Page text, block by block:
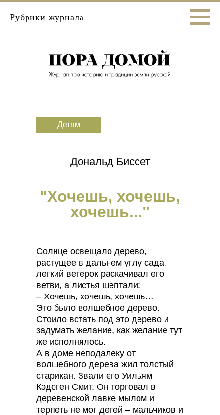
Рубрики журнала
"Хочешь, хочешь,
хочешь..."
Дональд Биссет
Детям
Солнце освещало дерево,
растущее в дальнем углу сада,
легкий ветерок раскачивал его
ветви, а листья шептали:
– Хочешь, хочешь, хочешь…
Это было волшебное дерево.
Стоило встать под это дерево и
задумать желание, как желание тут
же исполнялось.
А в доме неподалеку от
волшебного дерева жил толстый
старикан. Звали его Уильям
Кэдоген Смит. Он торговал в
деревенской лавке мылом и
терпеть не мог детей – мальчиков и